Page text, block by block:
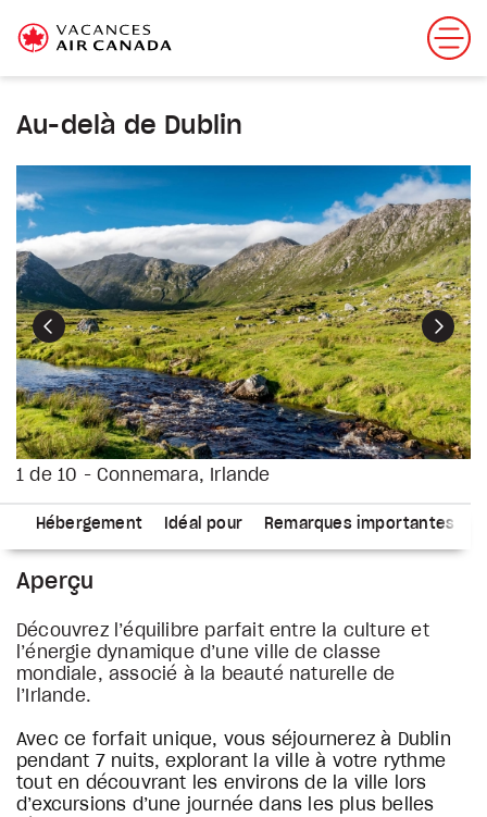
Au-delà de Dublin
1 de 10 - Connemara, Irlande
Précédent
Hébergement Idéal pour Remarques importantes
Aperçu
Découvrez l’équilibre parfait entre la culture et
l’énergie dynamique d’une ville de classe
mondiale, associé à la beauté naturelle de
l’Irlande.
Avec ce forfait unique, vous séjournerez à Dublin
pendant 7 nuits, explorant la ville à votre rythme
tout en découvrant les environs de la ville lors
d’excursions d’une journée dans les plus belles